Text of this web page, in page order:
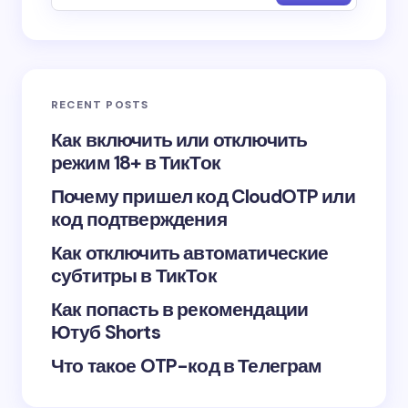
Submit Comment
RECENT POSTS
Как включить или отключить
режим 18+ в ТикТок
Почему пришел код CloudOTP или
код подтверждения
Как отключить автоматические
субтитры в ТикТок
Как попасть в рекомендации
Ютуб Shorts
Что такое OTP-код в Телеграм